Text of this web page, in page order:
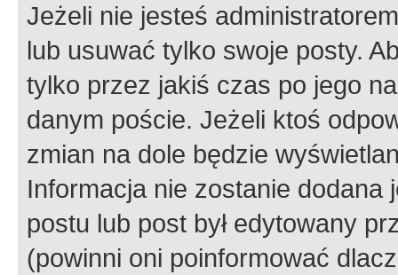
Jeżeli nie jesteś
lub usuwać tylko swoje posty.
tylko przez jakiś czas po jego
danym poście. Jeżeli ktoś
zmian na dole będzie
Informacja nie zostanie dodana
postu lub post był edytowany
(powinni oni poinformować